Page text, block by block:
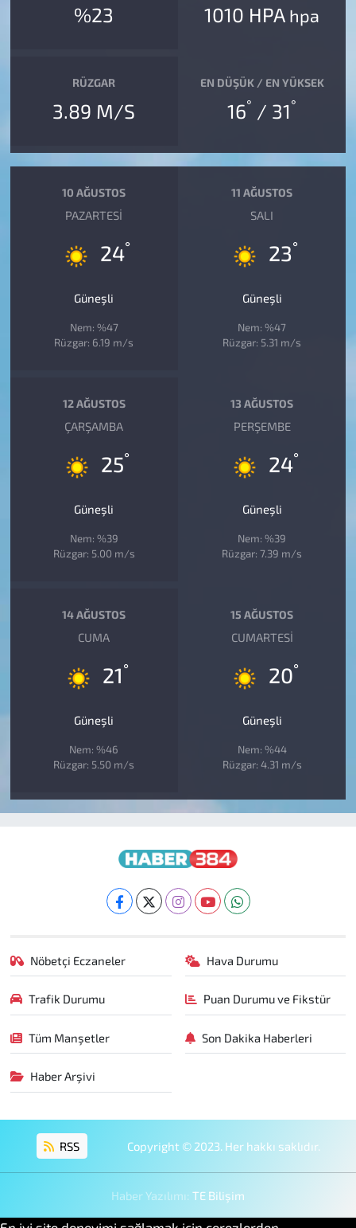
%23 1010 HPA hpa
RÜZGAR
3.89 M/S
EN DÜŞÜK / EN YÜKSEK
16° / 31°
10 AĞUSTOS
PAZARTESI
24°
Güneşli
Nem: %47
Rüzgar: 6.19 m/s
11 AĞUSTOS
SALI
23°
Güneşli
Nem: %47
Rüzgar: 5.31 m/s
12 AĞUSTOS
ÇARŞAMBA
25°
Güneşli
Nem: %39
Rüzgar: 5.00 m/s
13 AĞUSTOS
PERŞEMBE
24°
Güneşli
Nem: %39
Rüzgar: 7.39 m/s
14 AĞUSTOS
CUMA
21°
Güneşli
Nem: %46
Rüzgar: 5.50 m/s
15 AĞUSTOS
CUMARTESI
20°
Güneşli
Nem: %44
Rüzgar: 4.31 m/s
Nöbetçi Eczaneler Hava Durumu
Trafik Durumu Puan Durumu ve Fikstür
Tüm Manşetler Son Dakika Haberleri
Haber Arşivi
RSS Copyright © 2023. Her hakkı saklıdır.
Haber Yazılımı: TE Bilişim